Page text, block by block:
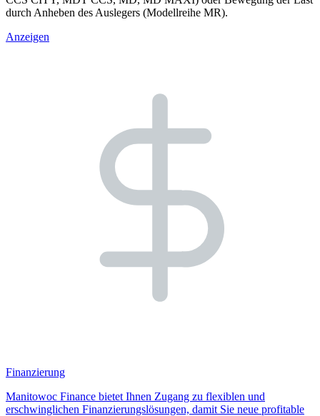
durch Anheben des Auslegers (Modellreihe MR).
Anzeigen
Finanzierung
Manitowoc Finance bietet Ihnen Zugang zu flexiblen und
erschwinglichen Finanzierungslösungen, damit Sie neue profitable